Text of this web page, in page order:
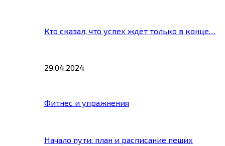
Кто сказал, что успех ждёт только в конце…
29.04.2024
Фитнес и упражнения
Начало пути: план и расписание пеших